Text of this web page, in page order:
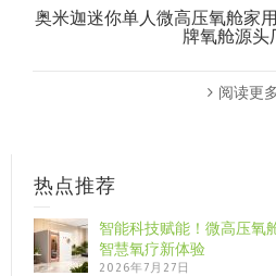
奥米迦迷你单人微高压氧舱家
牌氧舱源头
阅读更
热点推荐
智能科技赋能！微高压氧
智慧氧疗新体验
2026年7月27日